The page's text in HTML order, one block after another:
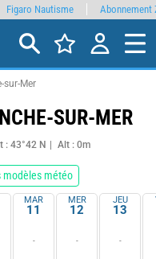
sur-Mer
SUR-MER
: 43°42 N Alt : 0m
modèles météo
MAR
11
-
MER
12
-
JEU
13
-
Figaro Nautisme Abonnement